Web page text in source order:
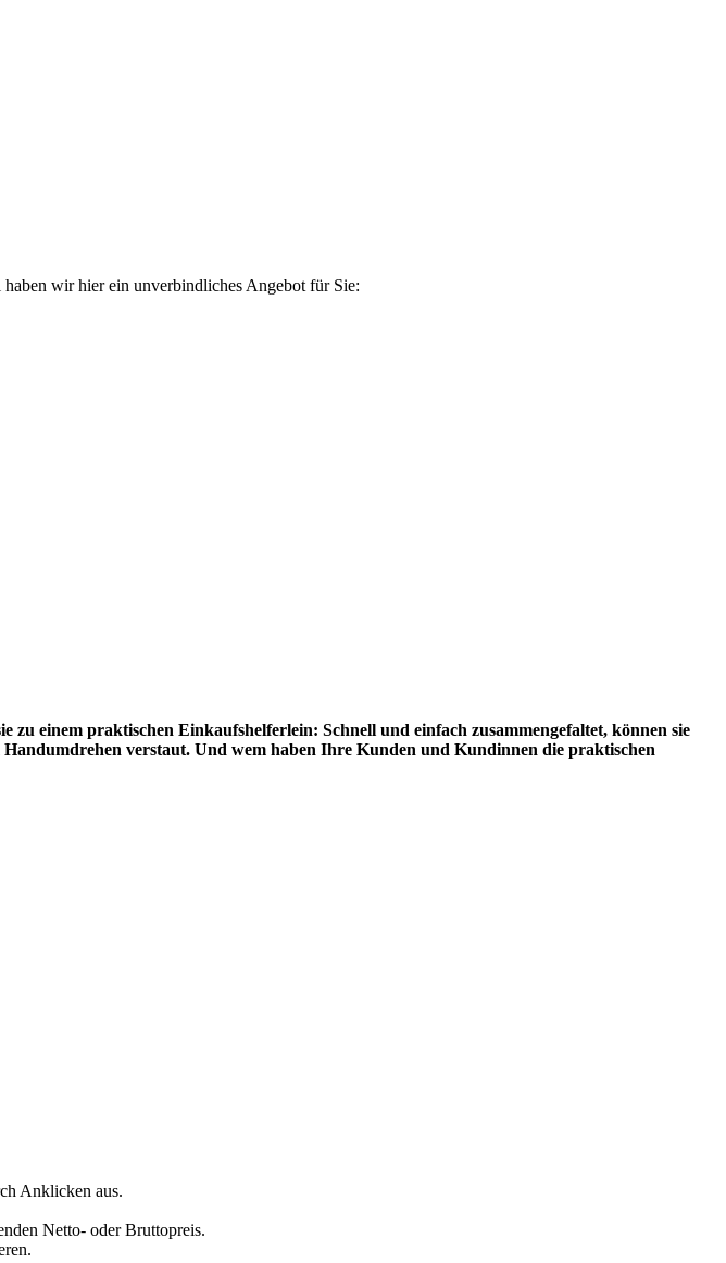
wir hier ein unverbindliches Angebot für Sie:
einem praktischen Einkaufshelferlein: Schnell und einfach zusammengefaltet, können sie
verstaut. Und wem haben Ihre Kunden und Kundinnen die praktischen
Anklicken aus.
Netto- oder Bruttopreis.